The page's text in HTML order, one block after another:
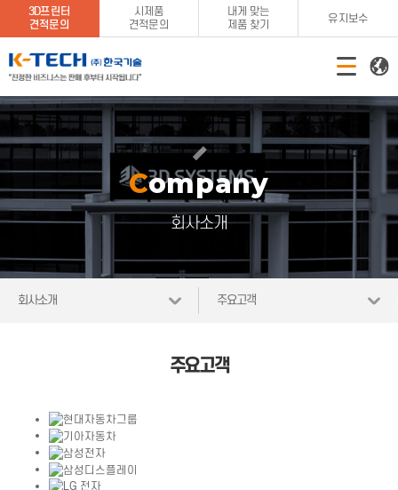
3D프린터
견적문의
시제품
견적문의
내게 맞는
제품 찾기
유지보수
Company
회사소개
회사소개 주요고객
주요고객